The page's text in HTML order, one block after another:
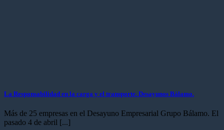
La Responsabilidad en la carga y el transporte. Desayunos Bálamo.
Más de 25 empresas en el Desayuno Empresarial Grupo Bálamo. El
pasado 4 de abril [...]